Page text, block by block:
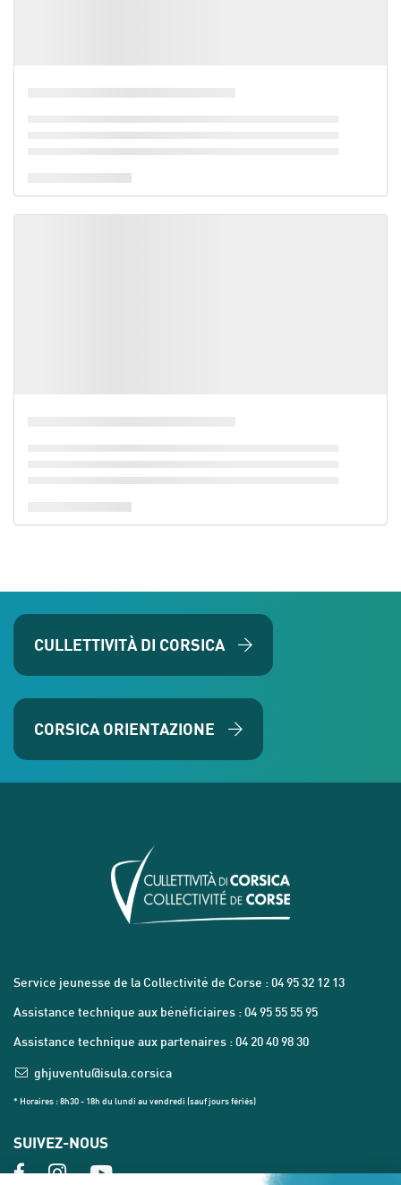
CULLETTIVITÀ DI CORSICA
CORSICA ORIENTAZIONE
Service jeunesse de la Collectivité de Corse : 04 95 32 12 13
Assistance technique aux bénéficiaires : 04 95 55 55 95
Assistance technique aux partenaires : 04 20 40 98 30
ghjuventu@isula.corsica
* Horaires : 8h30 - 18h du lundi au vendredi (sauf jours fériés)
SUIVEZ-NOUS